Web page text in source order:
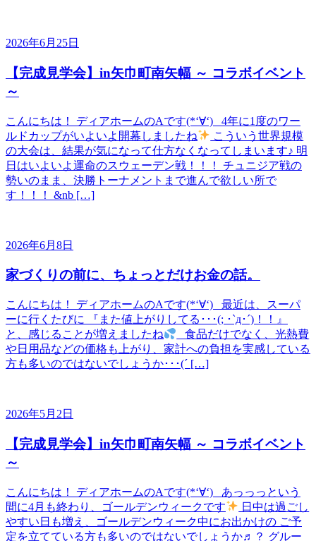
2026年6月25日
【完成見学会】in矢巾町南矢幅 ～ コラボイベント
～
こんにちは！ ディアホームのAです(*‘∀‘) 4年に1度のワー
ルドカップがいよいよ開幕しましたね
こういう世界規模
の大会は、結果が気になって仕方なくなってしまいます♪ 明
日はいよいよ運命のスウェーデン戦！！！ チュニジア戦の
勢いのまま、決勝トーナメントまで進んで欲しい所で
す！！！ &nb […]
2026年6月8日
家づくりの前に、ちょっとだけお金の話。
こんにちは！ ディアホームのAです(*‘∀‘) 最近は、スーパ
ーに行くたびに 『また値上がりしてる･･･(; ･`д･´)！！』
と、感じることが増えましたね
食品だけでなく、光熱費
や日用品などの価格も上がり、家計への負担を実感している
方も多いのではないでしょうか･･･(´ […]
2026年5月2日
【完成見学会】in矢巾町南矢幅 ～ コラボイベント
～
こんにちは！ ディアホームのAです(*‘∀‘) あっっっという
間に4月も終わり、ゴールデンウィークです
日中は過ごし
やすい日も増え、ゴールデンウィーク中にお出かけの ご予
定を立てている方も多いのではないでしょうか♬？ グルー